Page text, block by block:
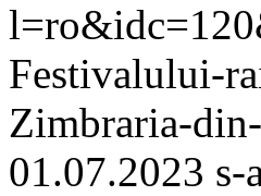
Festivalului-
Zimbraria-
01.07.2023 s-